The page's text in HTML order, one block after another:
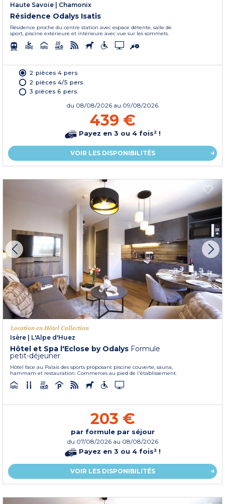
Haute Savoie
Chamonix
Résidence Odalys Isatis
Résidence proche du centre station avec espace détente, salle de
sport, piscine extérieure et intérieure avec vue sur les sommets.
2 pièces 4 pers.
2 pièces 4/5 pers.
3 pièces 6 pers.
du 08/08/2026 au 09/08/2026
439 €
Payez en 3 ou 4 fois² !
VOIR LES DISPONIBILITÉS
Location en Hôtel Collection
Isère
L'Alpe d'Huez
Hôtel et Spa l'Eclose by Odalys Formule
petit-déjeuner
Hôtel face au Palais des sports proposant piscine couverte, sauna,
hammam et restauration. Commerces au pied de l'établissement.
203 €
par formule par séjour
du 07/08/2026 au 08/08/2026
Payez en 3 ou 4 fois² !
VOIR LES DISPONIBILITÉS